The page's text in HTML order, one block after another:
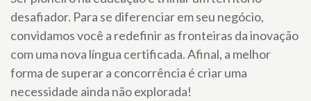
desafiador. Para se diferenciar em seu negócio,
convidamos você a redefinir as fronteiras da inovação
com uma nova língua certificada. Afinal, a melhor
forma de superar a concorrência é criar uma
necessidade ainda não explorada!